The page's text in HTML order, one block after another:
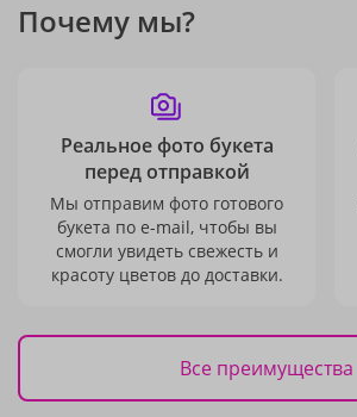
Почему мы?
Реальное фото букета
перед отправкой
Мы отправим фото готового
букета по e-mail, чтобы вы
смогли увидеть свежесть и
красоту цветов до доставки.
Все преимущества